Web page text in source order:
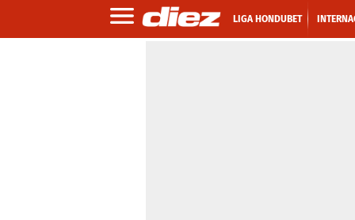
LIGA HONDUBET